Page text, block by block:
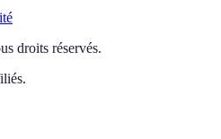
droits réservés.